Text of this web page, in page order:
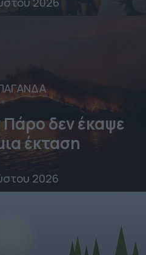
δεν έκαψε
έκταση
2026